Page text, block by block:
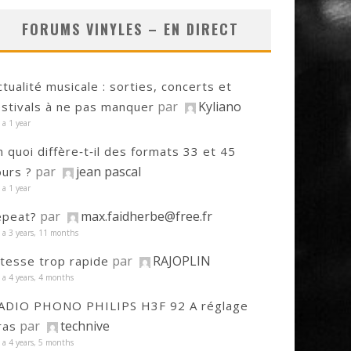
FORUMS VINYLES – EN DIRECT
musicale : sorties, concerts et
à ne pas manquer par Kyliano
a 1 year
quoi diffère‑t‑il des formats 33 et 45
? par jean pascal
a 1 year
par max.faidherbe@free.fr
a 3 years, 11 months
trop rapide par RAJOPLIN
a 4 years, 4 months
PHONO PHILIPS H3F 92 A réglage
par technive
a 4 years, 5 months